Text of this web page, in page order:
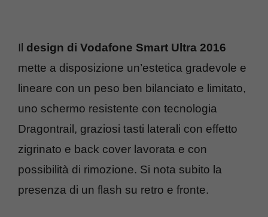
Il design di Vodafone Smart Ultra 2016
mette a disposizione un’estetica gradevole e
lineare con un peso ben bilanciato e limitato,
uno schermo resistente con tecnologia
Dragontrail, graziosi tasti laterali con effetto
zigrinato e back cover lavorata e con
possibilità di rimozione. Si nota subito la
presenza di un flash su retro e fronte.